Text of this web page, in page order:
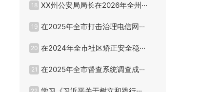
18 XX州公安局局长在2026年全州···
19 在2025年全市打击治理电信网···
20 在2024年全市社区矫正安全稳···
21 在2025年全市督查系统调查成···